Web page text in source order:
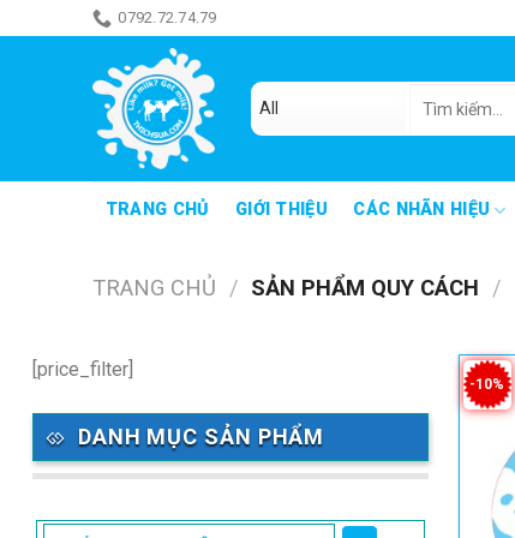
to
0792.72.74.79
kiếm:
TRANG CHỦ GIỚI THIỆU CÁC NHÃN HIỆU
TRANG CHỦ / SẢN PHẨM QUY CÁCH /
[price_filter]
DANH MỤC SẢN PHẨM
-10%